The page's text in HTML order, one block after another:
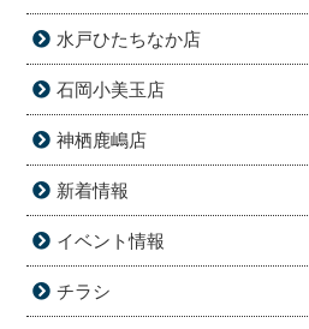
水戸ひたちなか店
石岡小美玉店
神栖鹿嶋店
新着情報
イベント情報
チラシ